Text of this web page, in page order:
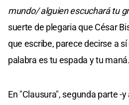
mundo/ alguien escuchará tu
suerte de plegaria que César
que escribe, parece decirse a
palabra es tu espada y tu maná.
En "Clausura", segunda parte -